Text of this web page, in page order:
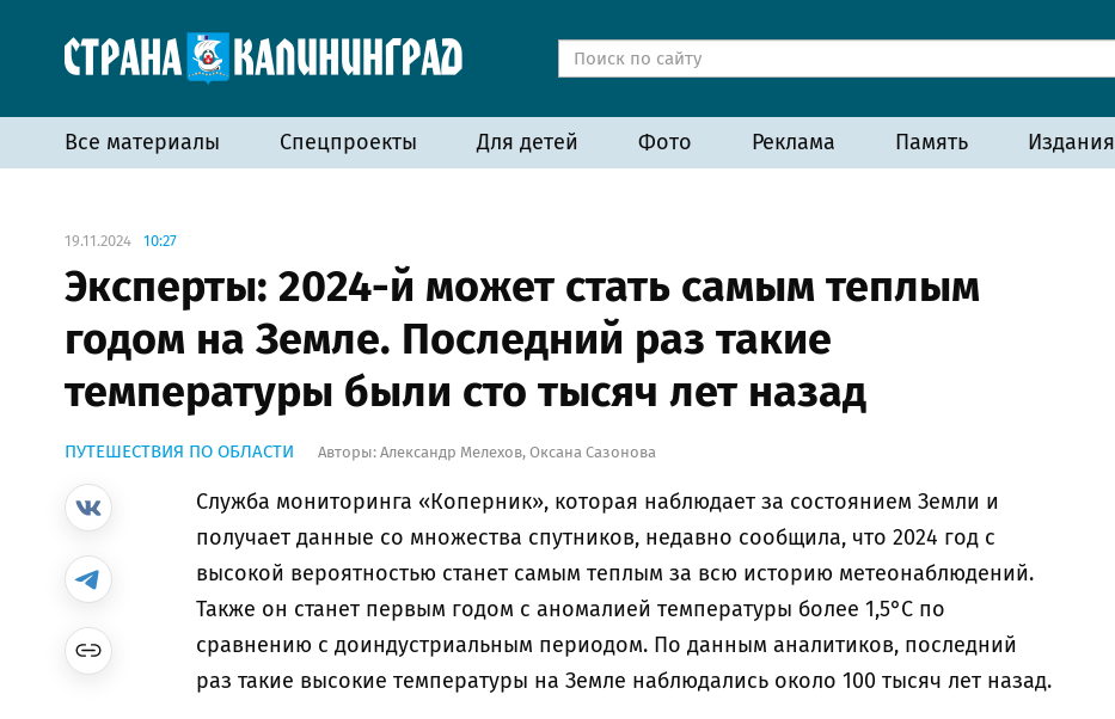
Все материалы Спецпроекты Для детей Фото Реклама Память Издания
19.11.2024 10:27
Эксперты: 2024-й может стать самым теплым
годом на Земле. Последний раз такие
температуры были сто тысяч лет назад
ПУТЕШЕСТВИЯ ПО ОБЛАСТИ Авторы: Александр Мелехов, Оксана Сазонова
Служба мониторинга «Коперник», которая наблюдает за состоянием Земли и
получает данные со множества спутников, недавно сообщила, что 2024 год с
высокой вероятностью станет самым теплым за всю историю метеонаблюдений.
Также он станет первым годом с аномалией температуры более 1,5°C по
сравнению с доиндустриальным периодом. По данным аналитиков, последний
раз такие высокие температуры на Земле наблюдались около 100 тысяч лет назад.